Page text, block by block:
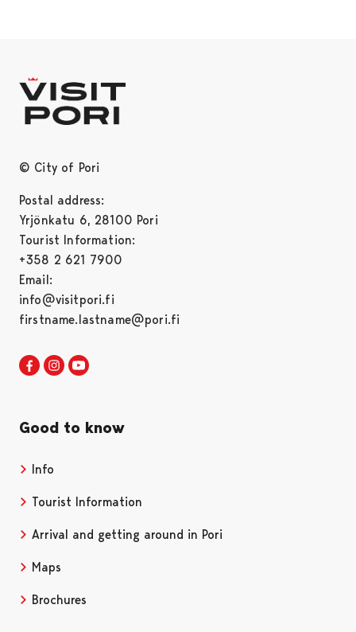
© City of Pori
Postal address:
Yrjönkatu 6, 28100 Pori
Tourist Information:
+358 2 621 7900
Email:
info@visitpori.fi
firstname.lastname@pori.fi
Visit Pori in Facebook
Opens in a new tab
Visit Pori in Instagram
Opens in a new tab
Good to know
Info
Tourist Information
Arrival and getting around in Pori
Maps
Brochures